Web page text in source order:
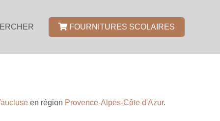
FOURNITURES SCOLAIRES
en région Provence-Alpes-Côte d'Azur.